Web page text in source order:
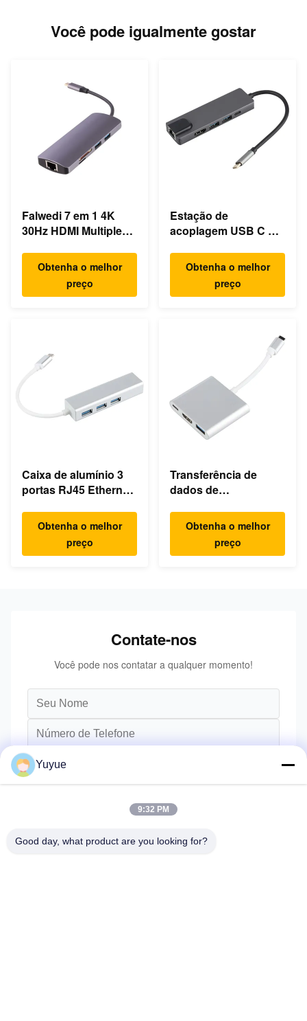
Você pode igualmente gostar
Falwedi 7 em 1 4K
30Hz HDMI Multiple
Obtenha o melhor
preço
Estação de
acoplagem USB C de
ultra rápido Gigabit
Ethernet
Obtenha o melhor
preço
Caixa de alumínio 3
portas RJ45 Ethernet
Obtenha o melhor
preço
Transferência de
dados de
4K HDMI 1080P USB
Type C Hub
Obtenha o melhor
preço
Contate-nos
Você pode nos contatar a qualquer momento!
Yuyue
9:32 PM
Good day, what product are you looking for?